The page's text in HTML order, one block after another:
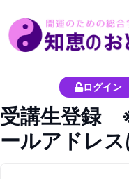
容
ッ
プ
ログイン
受講生登録
ールアドレ